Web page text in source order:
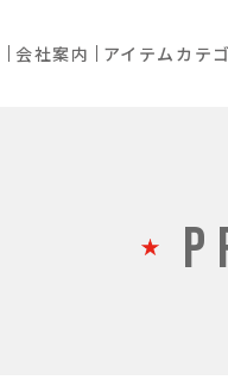
会社案内 アイテムカテ